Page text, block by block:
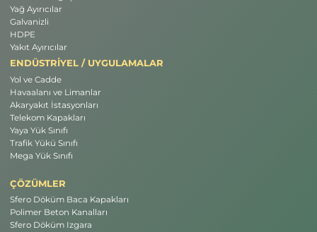
Yağ Ayırıcılar
Galvanizli
HDPE
Yakıt Ayırıcılar
ENDÜSTRİYEL / UYGULAMALAR
Yol ve Cadde
Havaalanı ve Limanlar
Akaryakıt İstasyonları
Telekom Kapakları
Yaya Yük Sınıfı
Trafik Yükü Sınıfı
Mega Yük Sınıfı
ÇÖZÜMLER
Sfero Döküm Baca Kapakları
Polimer Beton Kanalları
Sfero Döküm Izgara